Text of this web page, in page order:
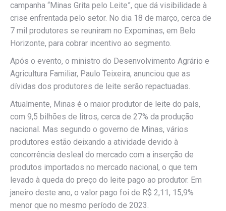
campanha “Minas Grita pelo Leite”, que dá visibilidade à
crise enfrentada pelo setor. No dia 18 de março, cerca de
7 mil produtores se reuniram no Expominas, em Belo
Horizonte, para cobrar incentivo ao segmento.
Após o evento, o ministro do Desenvolvimento Agrário e
Agricultura Familiar, Paulo Teixeira, anunciou que as
dívidas dos produtores de leite serão repactuadas.
Atualmente, Minas é o maior produtor de leite do país,
com 9,5 bilhões de litros, cerca de 27% da produção
nacional. Mas segundo o governo de Minas, vários
produtores estão deixando a atividade devido à
concorrência desleal do mercado com a inserção de
produtos importados no mercado nacional, o que tem
levado à queda do preço do leite pago ao produtor. Em
janeiro deste ano, o valor pago foi de R$ 2,11, 15,9%
menor que no mesmo período de 2023.